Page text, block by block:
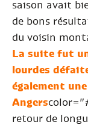
saison avait
de bons
du voisin
La suite fut
lourdes
également
Angers
retour de